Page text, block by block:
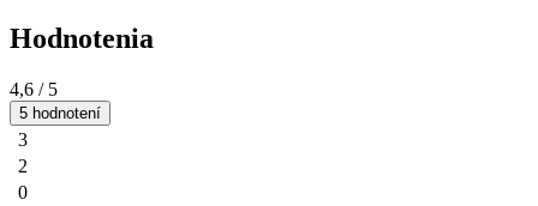
Hodnotenia
4,6 / 5
5 hodnotení
3
2
0